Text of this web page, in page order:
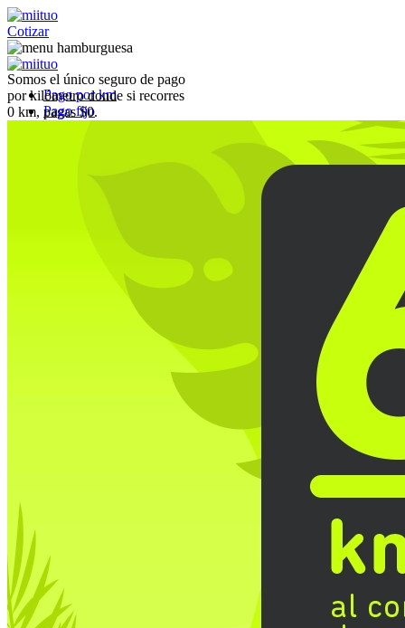
Cotizar
Pago por km
Pago fijo
Somos el único seguro de pago
por kilómetro donde si recorres
0 km, pagas $0.